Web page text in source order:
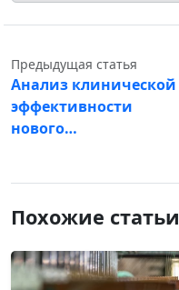
Предыдущая статья
Анализ клинической
эффективности
нового…
Похожие статьи